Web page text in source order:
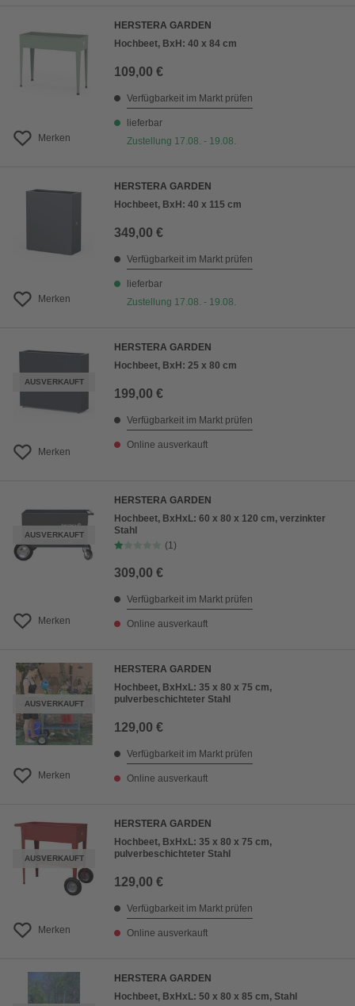
Merken
HERSTERA GARDEN
Hochbeet, BxH: 40 x 84 cm
109,00 €
Verfügbarkeit im Markt prüfen
lieferbar
Zustellung 17.08. - 19.08.
Merken
HERSTERA GARDEN
Hochbeet, BxH: 40 x 115 cm
349,00 €
Verfügbarkeit im Markt prüfen
lieferbar
Zustellung 17.08. - 19.08.
AUSVERKAUFT
Merken
HERSTERA GARDEN
Hochbeet, BxH: 25 x 80 cm
199,00 €
Verfügbarkeit im Markt prüfen
Online ausverkauft
AUSVERKAUFT
Merken
HERSTERA GARDEN
Hochbeet, BxHxL: 60 x 80 x 120 cm, verzinkter
Stahl
(1)
309,00 €
Verfügbarkeit im Markt prüfen
Online ausverkauft
AUSVERKAUFT
Merken
HERSTERA GARDEN
Hochbeet, BxHxL: 35 x 80 x 75 cm,
pulverbeschichteter Stahl
129,00 €
Verfügbarkeit im Markt prüfen
Online ausverkauft
AUSVERKAUFT
Merken
HERSTERA GARDEN
Hochbeet, BxHxL: 35 x 80 x 75 cm,
pulverbeschichteter Stahl
129,00 €
Verfügbarkeit im Markt prüfen
Online ausverkauft
HERSTERA GARDEN
Hochbeet, BxHxL: 50 x 80 x 85 cm, Stahl